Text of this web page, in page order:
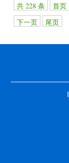
共 228 条 首页
下一页
尾页